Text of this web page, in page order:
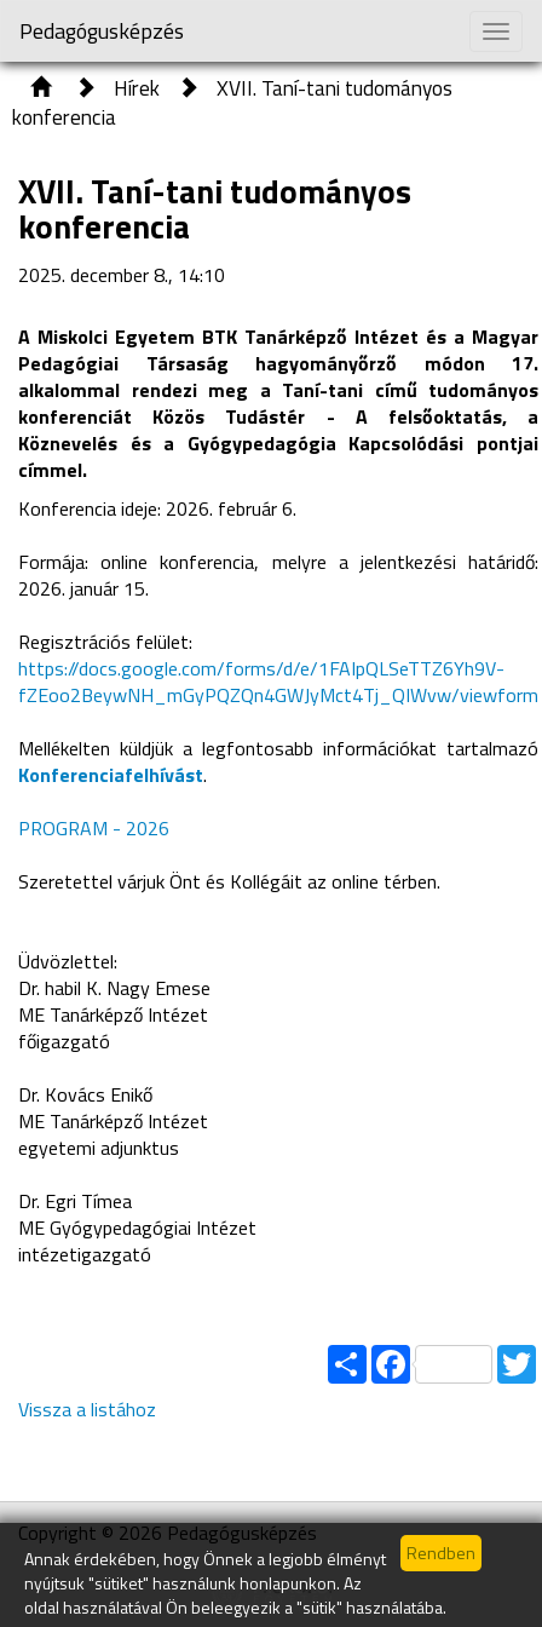
Annak érdekében, hogy Önnek a legjobb élményt
nyújtsuk "sütiket" használunk honlapunkon. Az
oldal használatával Ön beleegyezik a "sütik" használatába.
Pedagógusképzés
Hírek
XVII. Taní-tani tudományos
konferencia
XVII. Taní-tani tudományos
konferencia
2025. december 8., 14:10
A Miskolci Egyetem BTK Tanárképző Intézet és a Magyar
Pedagógiai Társaság hagyományőrző módon 17.
alkalommal rendezi meg a Taní-tani című tudományos
konferenciát Közös Tudástér - A felsőoktatás, a
Köznevelés és a Gyógypedagógia Kapcsolódási pontjai
címmel.
Konferencia ideje: 2026. február 6.
Formája: online konferencia, melyre a jelentkezési határidő:
2026. január 15.
Regisztrációs felület:
https://docs.google.com/forms/d/e/1FAIpQLSeTTZ6Yh9V-
fZEoo2BeywNH_mGyPQZQn4GWJyMct4Tj_QIWvw/viewform
Mellékelten küldjük a legfontosabb információkat tartalmazó
Konferenciafelhívást.
PROGRAM - 2026
Szeretettel várjuk Önt és Kollégáit az online térben.
Üdvözlettel:
Dr. habil K. Nagy Emese
ME Tanárképző Intézet
főigazgató
Dr. Kovács Enikő
ME Tanárképző Intézet
egyetemi adjunktus
Dr. Egri Tímea
ME Gyógypedagógiai Intézet
intézetigazgató
ShareFacebook
Vissza a listához
Copyright © 2026 Pedagógusképzés